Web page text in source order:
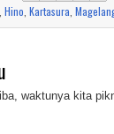
Hino Kartasura
waktunya kita